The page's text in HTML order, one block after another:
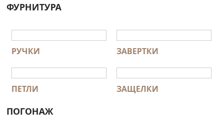
ФУРНИТУРА
РУЧКИ ЗАВЕРТКИ
ПЕТЛИ ЗАЩЕЛКИ
ПОГОНАЖ